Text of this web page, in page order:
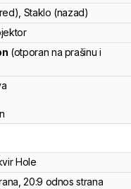
Staklo (nazad)
(otporan na prašinu i
Hole
, 20:9 odnos strana